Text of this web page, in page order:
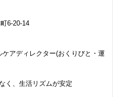
6-20-14
ケアディレクター(おくりびと・運
く、生活リズムが安定